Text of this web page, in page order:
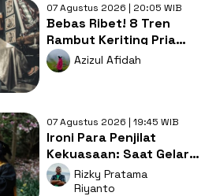
07 Agustus 2026 | 20:05 WIB
Bebas Ribet! 8 Tren
Rambut Keriting Pria
untuk Wajah Kotak yang
Gampang Ditata
Azizul Afidah
07 Agustus 2026 | 19:45 WIB
Ironi Para Penjilat
Kekuasaan: Saat Gelar
Akademis Kalah oleh
Mental ABS
Rizky Pratama
Riyanto